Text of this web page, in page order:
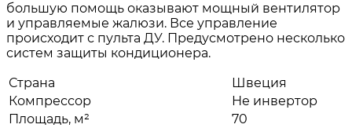
большую помощь оказывают мощный вентилятор
и управляемые жалюзи. Все управление
происходит с пульта ДУ. Предусмотрено несколько
систем защиты кондиционера.
Страна
Швеция
Компрессор
Не инвертор
Площадь, м²
70